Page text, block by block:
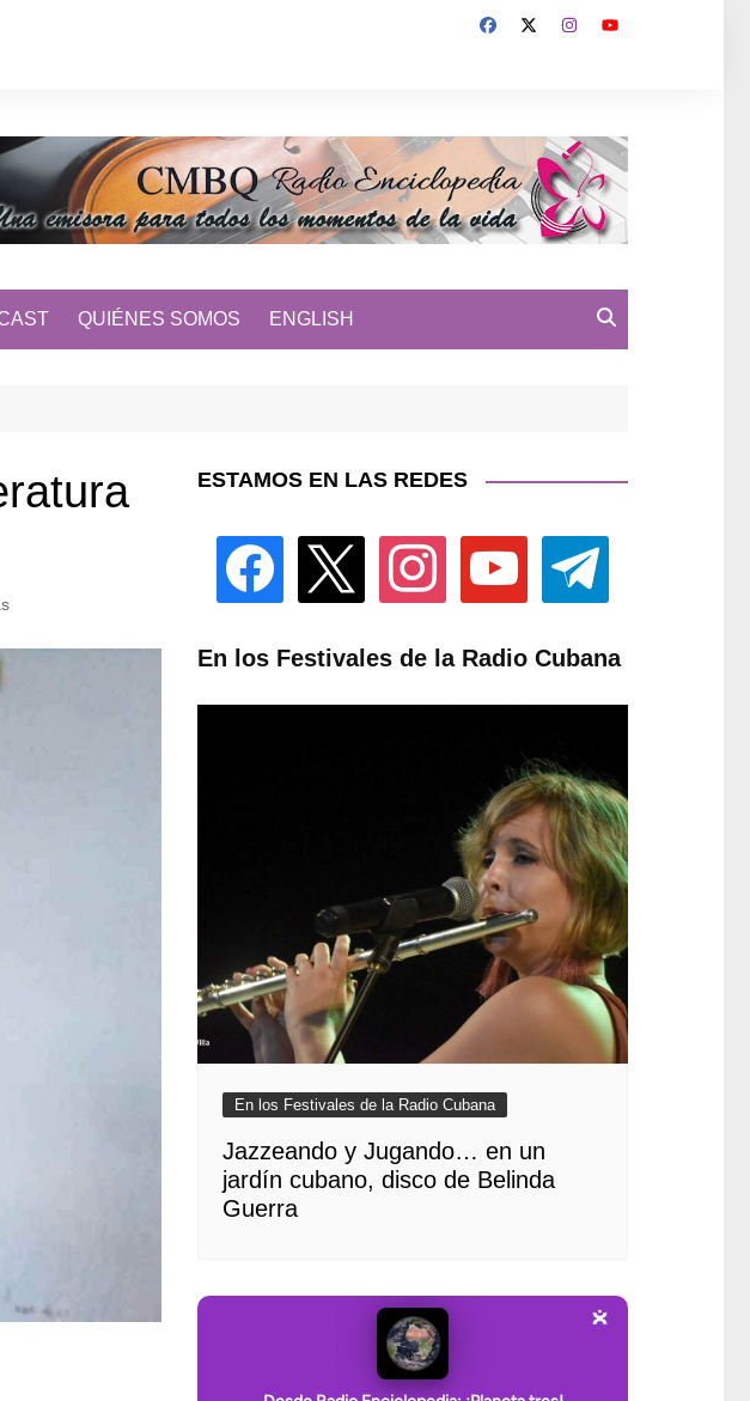
QUIÉNES SOMOS ENGLISH
ESTAMOS EN LAS REDES
facebook instagram youtube telegram
En los Festivales de la Radio Cubana
En los Festivales de la Radio Cubana
Jazzeando y Jugando… en un
jardín cubano, disco de Belinda
Guerra